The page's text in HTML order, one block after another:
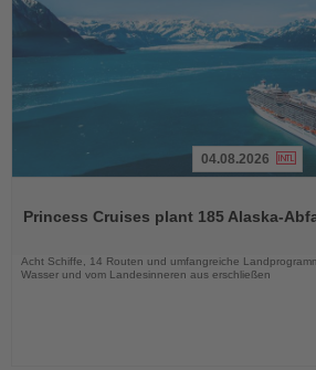
die
04.08.2026
Princess Cruises plant 185 Alaska-
Acht Schiffe, 14 Routen und umfangreiche
Wasser und vom Landesinneren aus erschließen